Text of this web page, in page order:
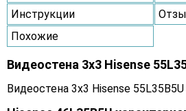
Инструкции
Похожие
Видеостена 3x3 Hisense
Видеостена 3x3 Hisense